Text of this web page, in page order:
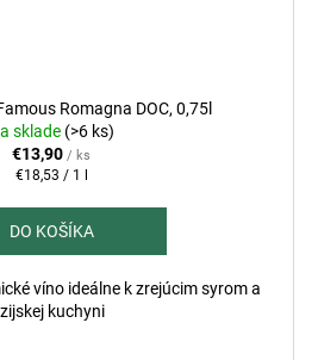
Romagna DOC, 0,75l
sklade (>6 ks)
€13,90 / ks
Jednotková
€18,53 / 1 l
DO KOŠÍKA
víno ideálne k zrejúcim syrom a
kuchyni